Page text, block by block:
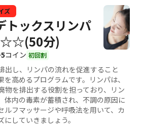
ズ
トックスリンパ
分)
5コイン 初回割
出し、リンパの流れを促進すること
高めるプログラムです。リンパは、
物を排出する役割を担っており、リン
体内の毒素が蓄積され、不調の原因に
ルフマッサージや呼吸法を用いて、カ
していきましょう。